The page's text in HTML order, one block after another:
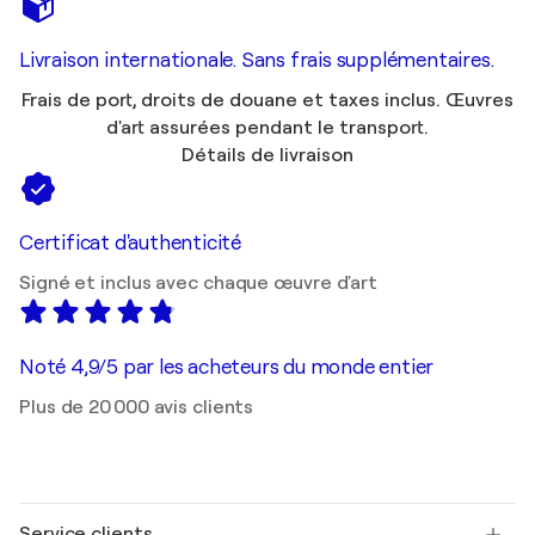
Livraison internationale. Sans frais supplémentaires.
Frais de port, droits de douane et taxes inclus. Œuvres
d'art assurées pendant le transport.
Détails de livraison
Certificat d'authenticité
Signé et inclus avec chaque œuvre d'art
Noté 4,9/5 par les acheteurs du monde entier
Plus de 20 000 avis clients